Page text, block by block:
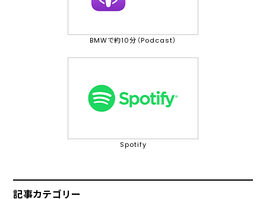
BMWで約10分（Podcast）
Spotify
記事カテゴリー